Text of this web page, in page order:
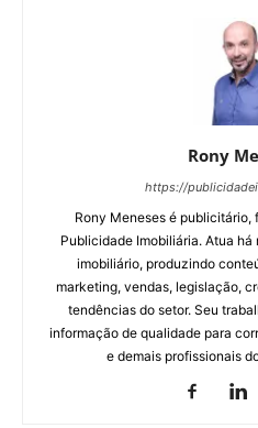
Rony
https://
Rony Meneses é publicitário,
Publicidade Imobiliária. Atua
imobiliário, produzindo
marketing, vendas, legislação,
tendências do setor. Seu
informação de qualidade para
e demais profissionais